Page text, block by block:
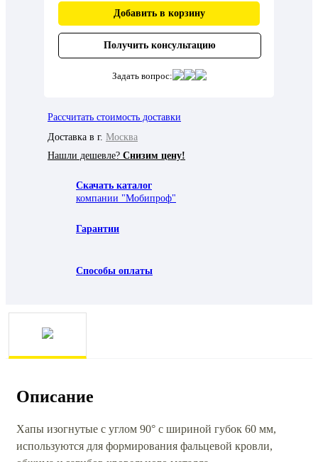
Добавить в корзину
Получить консультацию
Задать вопрос:
Рассчитать стоимость доставки
Доставка в г. Москва
Нашли дешевле? Снизим цену!
Скачать каталог
компании "Мобипроф"
Гарантии
Способы оплаты
Описание
Хапы изогнутые с углом 90° с шириной губок 60 мм,
используются для формирования фальцевой кровли,